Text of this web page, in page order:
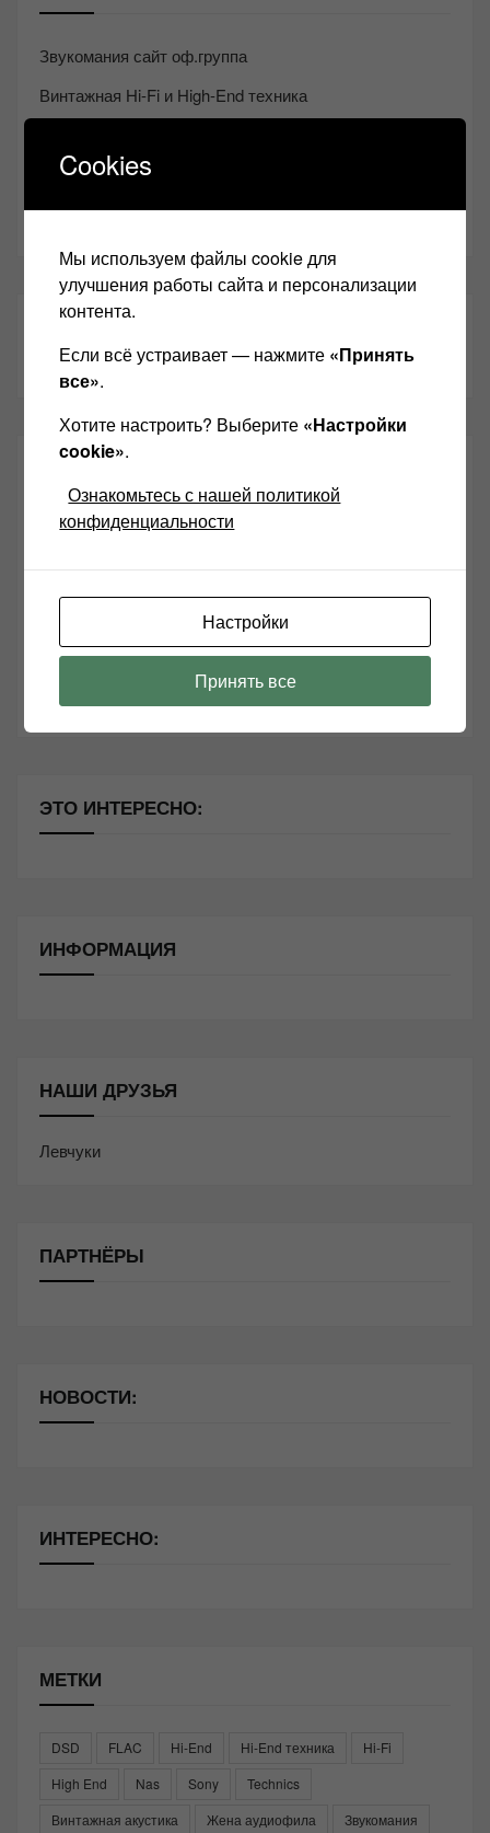
Звукомания сайт оф.группа
Винтажная Hi-Fi и High-End техника
Одноклассники
Youtube
ТАКЖЕ ЧИТАЕМ:
Возьмите друга в салон Hi-Fi техники
Чем дороже аудиотехника, тем лучше звучит?
10 способов оптимизации потоковой музыки
Почему виниловые пластинки звучат так хорошо?
ЭТО ИНТЕРЕСНО:
ИНФОРМАЦИЯ
НАШИ ДРУЗЬЯ
Левчуки
ПАРТНЁРЫ
НОВОСТИ:
ИНТЕРЕСНО:
МЕТКИ
DSD FLAC Hi-End Hi-End техника
Hi-Fi
High End
Nas Sony
Technics
Винтажная акустика
Жена аудиофила
Звукомания
Cookies
Мы используем файлы cookie для
улучшения работы сайта и персонализации
контента.
Если всё устраивает — нажмите «Принять
все».
Хотите настроить? Выберите «Настройки
cookie».
Ознакомьтесь с нашей политикой
конфиденциальности
Настройки
Принять все